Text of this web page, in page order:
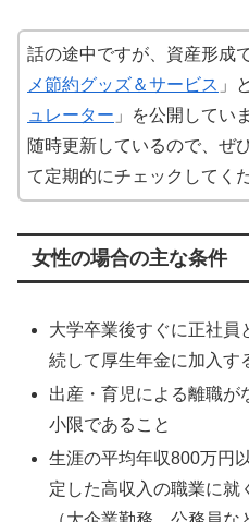
話の途中ですが、資産形成
メ節約グッズ＆サービス 」
ュレーター 」を公開してい
随時更新しているので、ぜ
て定期的にチェックしてく
女性の場合の主な条件
大学卒業後すぐに正社員
続して厚生年金に加入す
出産・育児による離職が
小限であること
生涯の平均年収800万円
定した高収入の職業に就